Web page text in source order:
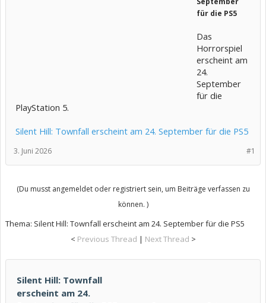
für die PS5
Das
Horrorspiel
erscheint am
24.
September
für die
PlayStation 5.
Silent Hill: Townfall erscheint am 24. September für die PS5
#1
3. Juni 2026
(Du musst angemeldet oder registriert sein, um Beiträge verfassen zu
können. )
Thema: Silent Hill: Townfall erscheint am 24. September für die PS5
< Previous Thread | Next Thread >
Silent Hill: Townfall
erscheint am 24.